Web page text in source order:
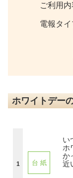
ご利用内
電報タイ
ホワイトデー
1 台 紙
い
ホ
か
近